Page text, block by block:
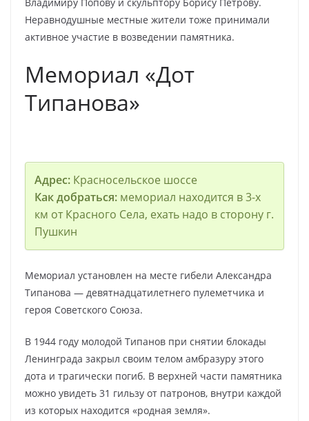
Неравнодушные местные жители тоже принимали
активное участие в возведении памятника.
Мемориал «Дот
Типанова»
Адрес:Красносельское шоссе
Как добраться:мемориал находится в 3-х
км от Красного Села, ехать надо в сторону г.
Пушкин
Мемориал установлен на месте гибели Александра
Типанова — девятнадцатилетнего пулеметчика и
героя Советского Союза.
В 1944 году молодой Типанов при снятии блокады
Ленинграда закрыл своим телом амбразуру этого
дота и трагически погиб. В верхней части памятника
можно увидеть 31 гильзу от патронов, внутри каждой
из которых находится «родная земля».